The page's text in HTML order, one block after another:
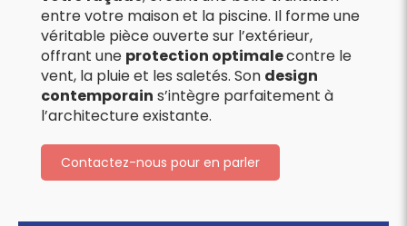
entre votre maison et la piscine. Il forme une
véritable pièce ouverte sur l’extérieur,
offrant une protection optimalecontre le
vent, la pluie et les saletés. Son design
contemporain s’intègre parfaitement à
l’architecture existante.
Contactez-nous pour en parler